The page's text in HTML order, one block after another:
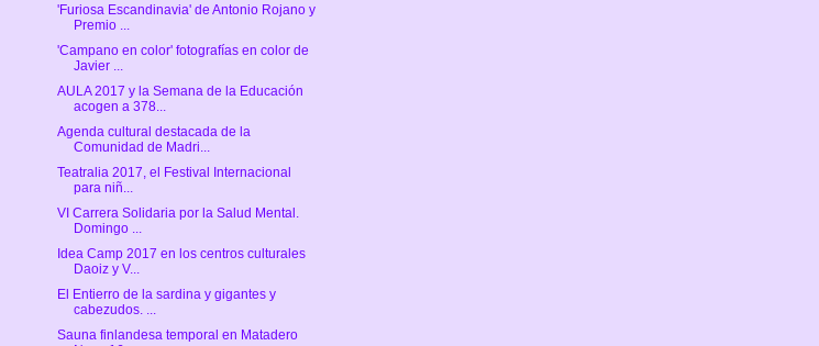
'Furiosa Escandinavia' de Antonio Rojano y
Premio ...
'Campano en color' fotografías en color de
Javier ...
AULA 2017 y la Semana de la Educación
acogen a 378...
Agenda cultural destacada de la
Comunidad de Madri...
Teatralia 2017, el Festival Internacional
para niñ...
VI Carrera Solidaria por la Salud Mental.
Domingo ...
Idea Camp 2017 en los centros culturales
Daoiz y V...
El Entierro de la sardina y gigantes y
cabezudos. ...
Sauna finlandesa temporal en Matadero